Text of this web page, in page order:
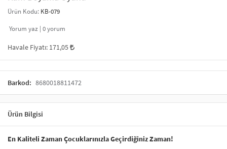
Ürün Kodu: KB-079
Yorum yaz | 0yorum
Havale Fiyatı: 171,05
Barkod: 8680018811472
Ürün Bilgisi
En Kaliteli Zaman Çocuklarınızla Geçirdiğiniz Zaman!